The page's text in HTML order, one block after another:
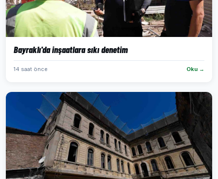
Bayraklı'da inşaatlara sıkı denetim
14 saat önce Oku →